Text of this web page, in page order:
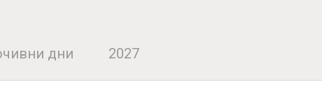
дни 2027